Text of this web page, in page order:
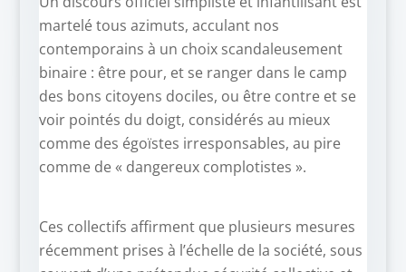
martelé tous azimuts, acculant nos
contemporains à un choix scandaleusement
binaire : être pour, et se ranger dans le camp
des bons citoyens dociles, ou être contre et se
voir pointés du doigt, considérés au mieux
comme des égoïstes irresponsables, au pire
comme de « dangereux complotistes ».
Ces collectifs affirment que plusieurs mesures
récemment prises à l’échelle de la société, sous